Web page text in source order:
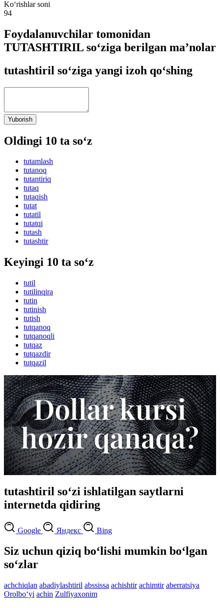
Ko‘rishlar soni
94
Foydalanuvchilar tomonidan
TUTASHTIRIL so‘ziga berilgan ma’nolar
tutashtiril so‘ziga yangi izoh qo‘shing
Yuborish
Oldingi 10 ta so‘z
tutamlash
tutanoq
tutantiriq
tutaq
tutaqish
tutat
tutatil
tutatqi
tutash
tutashtir
Keyingi 10 ta so‘z
tutil
tutilinqira
tutin
tutinish
tutish
tutqanoq
tutqanoqli
tutqaz
tutqazdir
tutqazil
tutashtiril so‘zi ishlatilgan saytlarni
internetda qidiring
Google Яндекс Bing
Siz uchun qiziq bo‘lishi mumkin bo‘lgan
so‘zlar
achchiqlan abadiylashtiril abssissa achishtir achimtir aberratsiya
Orolbo‘yi achin Zulfiyaxonim